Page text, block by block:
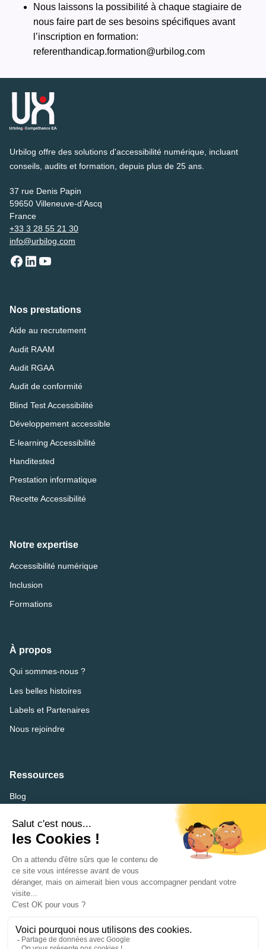
Nous laissons la possibilité à chaque stagiaire de
nous faire part de ses besoins spécifiques avant
l’inscription en formation:
referenthandicap.formation@urbilog.com
Urbilog offre des solutions d'accessibilité numérique, incluant
conseils, audits et formation, depuis plus de 25 ans.
37 rue Denis Papin
59650 Villeneuve-d’Ascq
France
+33 3 28 55 21 30
info@urbilog.com
Nos prestations
Aide au recrutement
Audit RAAM
Audit RGAA
Audit de conformité
Blind Test Accessibilité
Développement accessible
E-learning Accessibilité
Handitested
Prestation informatique
Recette Accessibilité
Notre expertise
Accessibilité numérique
Inclusion
Formations
À propos
Qui sommes-nous ?
Les belles histoires
Labels et Partenaires
Nous rejoindre
Ressources
Blog
Lexique
CVthèque
Mentions légales
Accessibilité : partiellement conforme